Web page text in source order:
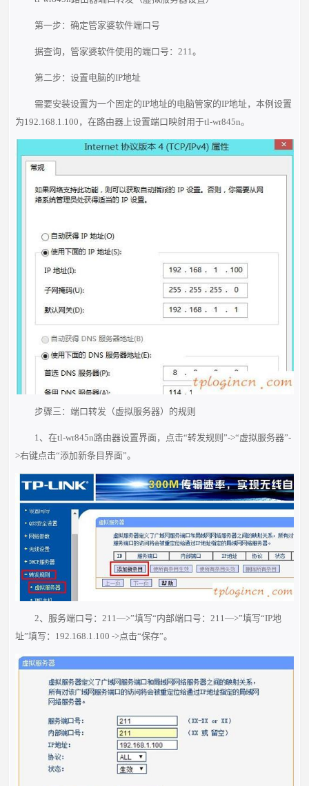
第一步：确定管家婆软件端口号
据查询，管家婆软件使用的端口号：211。
第二步：设置电脑的IP地址
需要安装设置为一个固定的IP地址的电脑管家的IP地址，本例设置
为192.168.1.100，在路由器上设置端口映射用于tl-wr845n。
步骤三：端口转发（虚拟服务器）的规则
1、在tl-wr845n路由器设置界面，点击“转发规则”->“虚拟服务器”-
>右键点击“添加新条目界面”。
2、服务端口号：211—>”填写“内部端口号：211—>”填写“IP地
址”填写：192.168.1.100 ->点击“保存”。